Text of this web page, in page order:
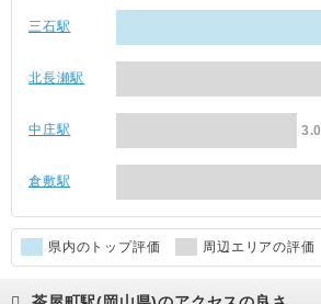
三石駅
北長瀬駅
中庄駅 3.0
倉敷駅
県内のトップ評価 周辺エリアの評価